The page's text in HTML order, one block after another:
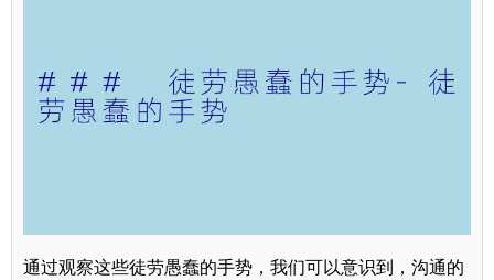
通过观察这些徒劳愚蠢的手势，我们可以意识到，沟通的